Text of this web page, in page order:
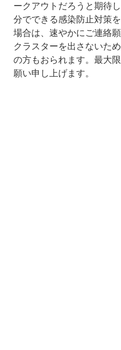
ークアウトだろうと期待
分でできる感染防止対策
場合は、速やかにご連絡
クラスターを出さないた
の方もおられます。最大
願い申し上げます。